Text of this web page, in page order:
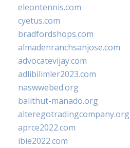
eleontennis.com
cyetus.com
bradfordshops.com
almadenranchsanjose.com
advocatevijay.com
adlibilimler2023.com
naswwebed.org
balithut-manado.org
alteregotradingcompany.org
aprce2022.com
ibie2022.com